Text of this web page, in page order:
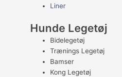
Liner
Hunde Legetøj
Bidelegetøj
Trænings Legetøj
Bamser
Kong Legetøj